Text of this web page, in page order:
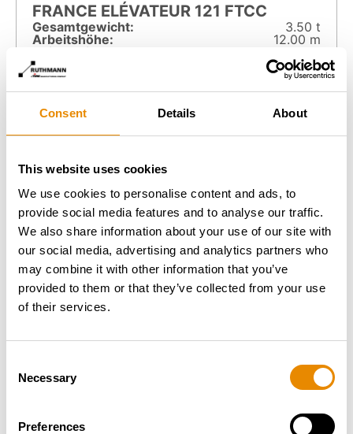
Consent Details About
This website uses cookies
We use cookies to personalise content and ads, to
provide social media features and to analyse our traffic.
We also share information about your use of our site with
our social media, advertising and analytics partners who
may combine it with other information that you’ve
provided to them or that they’ve collected from your use
of their services.
Selection
Necessary
Preferences
FRANCE ELÉVATEUR 121 FTCC
Gesamt­gewicht:
3.50 t
Arbeitshöhe:
12.00 m
Reichweite:
Zur Arbeitsbühne